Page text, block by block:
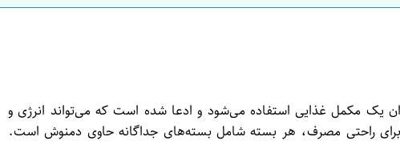
به عنوان یک مکمل غذایی استفاده می‌شود و ادعا شده است که می‌تواند انرژی و
محصول در فرم بسته‌بندی 20 عددی عرضه می‌شود و همچنین برای راحتی مصرف، هر بسته شامل بسته‌های جداگانه حاوی دمنوش است.